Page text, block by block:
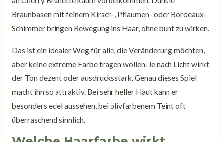
Braunbasen mit feinem Kirsch-, Pflaumen- oder Bordeaux-
Schimmer bringen Bewegung ins Haar, ohne bunt zu wirken.
Das ist ein idealer Weg für alle, die Veränderung möchten,
aber keine extreme Farbe tragen wollen. Je nach Licht wirkt
der Ton dezent oder ausdrucksstark. Genau dieses Spiel
macht ihn so attraktiv. Bei sehr heller Haut kann er
besonders edel aussehen, bei olivfarbenem Teint oft
überraschend sinnlich.